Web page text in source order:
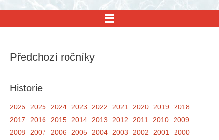
MENU
Předchozí ročníky
Historie
2026 2025 2024 2023 2022 2021 2020 2019
2018
2017
2016 2015 2014 2013 2012 2011 2010
2009
2008
2007 2006 2005 2004 2003 2002 2001
2000